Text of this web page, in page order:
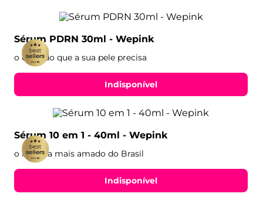
Sérum PDRN 30ml - Wepink
o cuidado que a sua pele precisa
Indisponível
Sérum 10 em 1 - 40ml - Wepink
o rosinha mais amado do Brasil
Indisponível